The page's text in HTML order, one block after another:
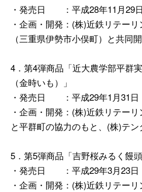
・発売日 ：平成28年11月29日
・企画・開発：(株)近鉄リテー
（三重県伊勢市小俣町）と共同
4．第4弾商品「近大農学部平群
（金時いも）」
・発売日 ：平成29年1月31日
・企画・開発：(株)近鉄リテー
と平群町の協力のもと、(株)テ
5．第5弾商品「吉野桜みるく饅頭
・発売日 ：平成29年3月23日
・企画・開発：(株)近鉄リテー